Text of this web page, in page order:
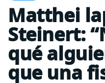
Matthei
Steinert:
qué
que una